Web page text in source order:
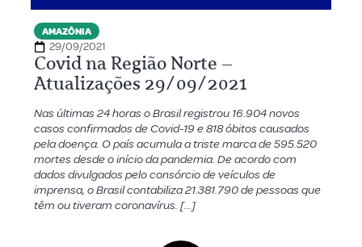
AMAZÔNIA
29/09/2021
Covid na Região Norte –
Atualizações 29/09/2021
Nas últimas 24 horas o Brasil registrou 16.904 novos
casos confirmados de Covid-19 e 818 óbitos causados
pela doença. O país acumula a triste marca de 595.520
mortes desde o início da pandemia. De acordo com
dados divulgados pelo consórcio de veículos de
imprensa, o Brasil contabiliza 21.381.790 de pessoas que
têm ou tiveram coronavírus. […]